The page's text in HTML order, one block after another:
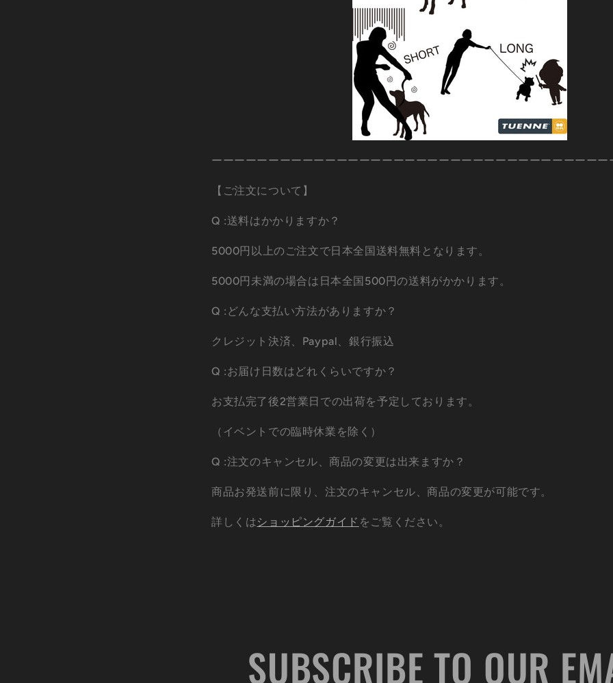
ーーーーーーーーーーーーーーーーーーーーーーーーーーーーーーーーーーー
【ご注文について】
Q :送料はかかりますか？
5000円以上のご注文で日本全国送料無料となります。
5000円未満の場合は日本全国500円の送料がかかります。
Q :どんな支払い方法がありますか？
クレジット決済、Paypal、銀行振込
Q :お届け日数はどれくらいですか？
お支払完了後2営業日での出荷を予定しております。
（イベントでの臨時休業を除く）
Q :注文のキャンセル、商品の変更は出来ますか？
商品お発送前に限り、注文のキャンセル、商品の変更が可能です。
詳しくはショッピングガイド をご覧ください。
SUBSCRIBE TO OUR